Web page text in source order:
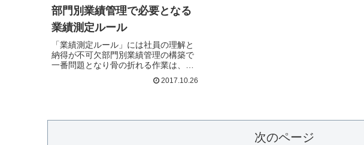
部門別業績管理で必要となる
業績測定ルール
「業績測定ルール」には社員の理解と
納得が不可欠部門別業績管理の構築で
一番問題となり骨の折れる作業は、
2017.10.26
次のページ